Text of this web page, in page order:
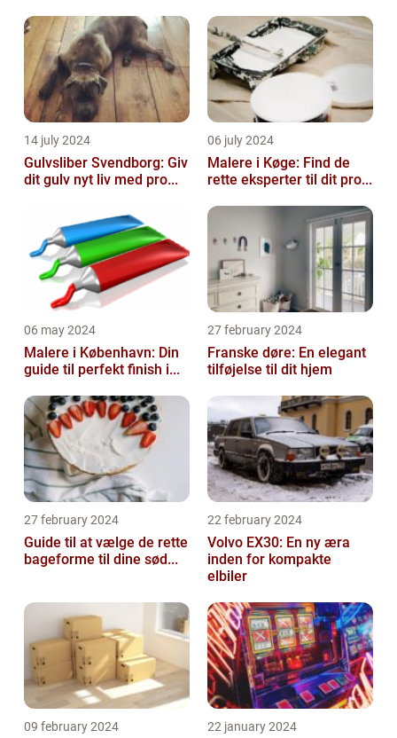
14 july 2024
Gulvsliber Svendborg: Giv
dit gulv nyt liv med pro...
06 july 2024
Malere i Køge: Find de
rette eksperter til dit pro...
06 may 2024
Malere i København: Din
guide til perfekt finish i...
27 february 2024
Franske døre: En elegant
tilføjelse til dit hjem
27 february 2024
Guide til at vælge de rette
bageforme til dine sød...
22 february 2024
Volvo EX30: En ny æra
inden for kompakte
elbiler
09 february 2024 22 january 2024